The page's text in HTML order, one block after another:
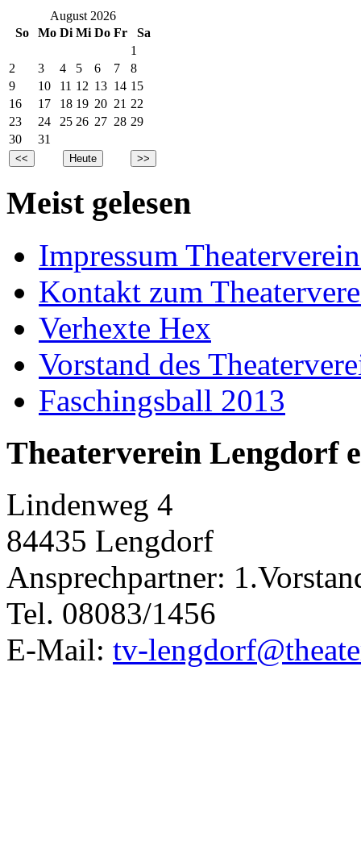
August 2026
So
Mo Di Mi Do Fr
Sa
1
2
3 4 5 6 7
8
9
10 11 12 13 14 15
16
17 18 19 20 21 22
23
24 25 26 27 28 29
30
31
Meist gelesen
Impressum
Kontakt zum
Verhexte Hex
Vorstand des
Faschingsball 2013
Theaterverein Lengdorf
Lindenweg 4
84435 Lengdorf
Ansprechpartner:
Tel. 08083/1456
E-Mail: tv-